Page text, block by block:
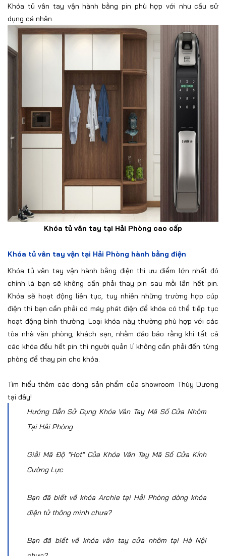
Khóa tủ vân tay vận hành bằng pin phù hợp với nhu cầu sử
dụng cá nhân.
Khóa tủ vân tay tại Hải Phòng cao cấp
Khóa tủ vân tay vận tại Hải Phòng hành bằng điện
Khóa tủ vân tay vận hành bằng điện thì ưu điểm lớn nhất đó
chính là bạn sẽ không cần phải thay pin sau mỗi lần hết pin.
Khóa sẽ hoạt động liên tục, tuy nhiên những trường hợp cúp
điện thì bạn cần phải có máy phát điện để khóa có thể tiếp tục
hoạt động bình thường. Loại khóa này thường phù hợp với các
tòa nhà văn phòng, khách sạn, nhằm đảo bảo rằng khi tất cả
các khóa đều hết pin thì người quản lí không cần phải đến từng
phòng để thay pin cho khóa.
Tìm hiểu thêm các dòng sản phẩm của showroom Thùy Dương
tại đây!
Hướng Dẫn Sử Dụng Khóa Vân Tay Mã Số Cửa Nhôm
Tại Hải Phòng
Giải Mã Độ "Hot" Của Khóa Vân Tay Mã Số Cửa Kính
Cường Lực
Bạn đã biết về khóa Archie tại Hải Phòng dòng khóa
điện tử thông minh chưa?
Bạn đã biết về khóa vân tay cửa nhôm tại Hà Nội